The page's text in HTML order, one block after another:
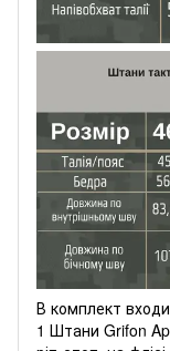
В комплект
1 Штани Grifon